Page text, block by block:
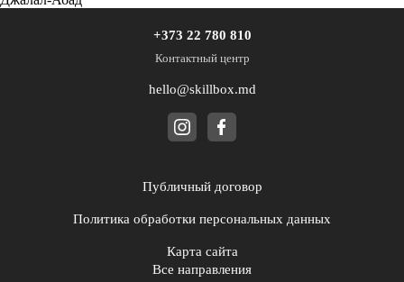
+373 22 780 810
Контактный центр
hello@skillbox.md
Публичный договор
Политика обработки персональных данных
Карта сайта
Все направления